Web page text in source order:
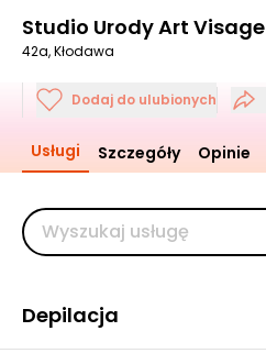
Studio Urody Art Visage
42a, Kłodawa
Dodaj do ulubionych
Usługi Szczegóły Opinie
Depilacja